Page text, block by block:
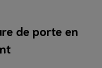
de porte en